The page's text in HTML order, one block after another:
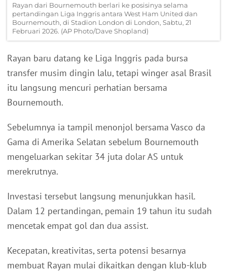
Rayan dari Bournemouth berlari ke posisinya selama
pertandingan Liga Inggris antara West Ham United dan
Bournemouth, di Stadion London di London, Sabtu, 21
Februari 2026. (AP Photo/Dave Shopland)
Rayan baru datang ke Liga Inggris pada bursa
transfer musim dingin lalu, tetapi winger asal Brasil
itu langsung mencuri perhatian bersama
Bournemouth.
Sebelumnya ia tampil menonjol bersama Vasco da
Gama di Amerika Selatan sebelum Bournemouth
mengeluarkan sekitar 34 juta dolar AS untuk
merekrutnya.
Investasi tersebut langsung menunjukkan hasil.
Dalam 12 pertandingan, pemain 19 tahun itu sudah
mencetak empat gol dan dua assist.
Kecepatan, kreativitas, serta potensi besarnya
membuat Rayan mulai dikaitkan dengan klub-klub